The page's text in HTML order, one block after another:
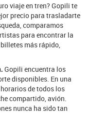
viaje en tren? Gopili te
precio para trasladarte
comparamos
para encontrar la
más rápido,
Gopili encuentra los
disponibles. En una
de todos los
compartido, avión.
nunca ha sido tan